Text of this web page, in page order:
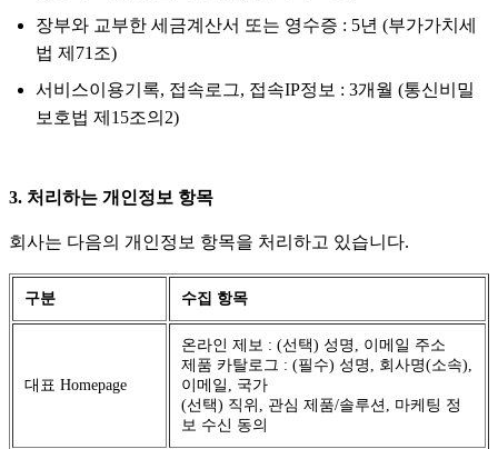
장부와 교부한 세금계산서 또는 영수증 : 5년 (부가가치세
법 제71조)
서비스이용기록, 접속로그, 접속IP정보 : 3개월 (통신비밀
보호법 제15조의2)
3. 처리하는 개인정보 항목
회사는 다음의 개인정보 항목을 처리하고 있습니다.
구분 수집 항목
대표 Homepage
온라인 제보 : (선택) 성명, 이메일 주소
제품 카탈로그 : (필수) 성명, 회사명(소속),
이메일, 국가
(선택) 직위, 관심 제품/솔루션, 마케팅 정
보 수신 동의